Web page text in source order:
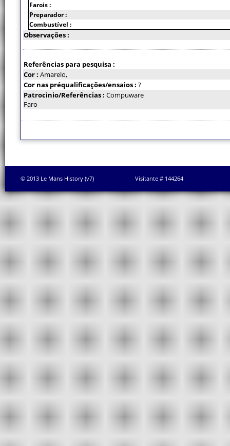
Farois :
Preparador :
Combustível :
Observações :
Referências para pesquisa :
Cor : Amarelo,
Cor nas préqualificações/ensaios : ?
Patrocinio/Referências : Compuware
Faro
© 2013 Le Mans History (v7) Visitante # 144264